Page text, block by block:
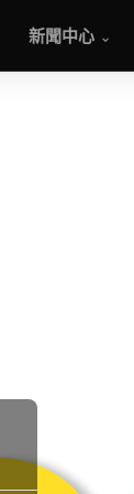
新聞中心